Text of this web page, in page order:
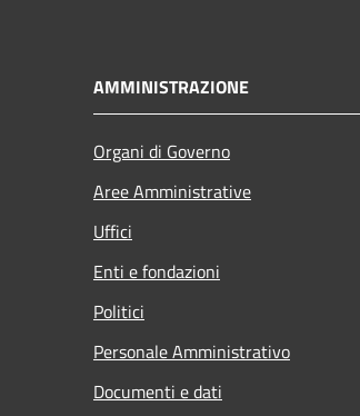
AMMINISTRAZIONE
Organi di Governo
Aree Amministrative
Uffici
Enti e fondazioni
Politici
Personale Amministrativo
Documenti e dati